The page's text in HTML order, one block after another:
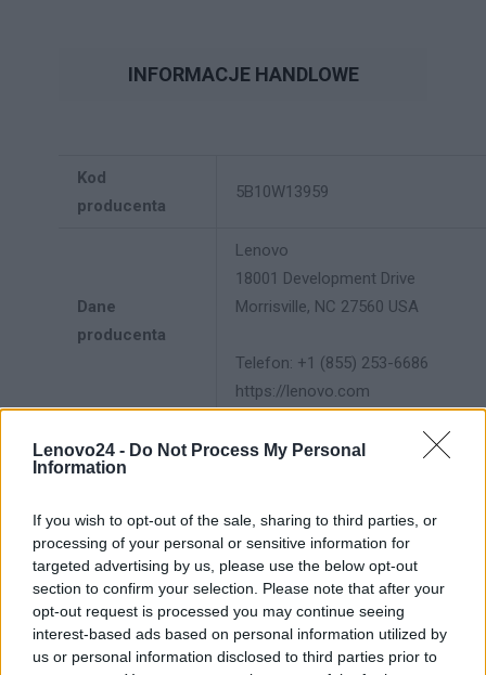
Lenovo24 - Do Not Process My Personal
Information
If you wish to opt-out of the sale, sharing to third parties, or
processing of your personal or sensitive information for
targeted advertising by us, please use the below opt-out
section to confirm your selection. Please note that after your
opt-out request is processed you may continue seeing
interest-based ads based on personal information utilized by
us or personal information disclosed to third parties prior to
INFORMACJE HANDLOWE
Kod
producenta
5B10W13959
Dane
producenta
Lenovo
18001 Development Drive
Morrisville, NC 27560 USA
Telefon: +1 (855) 253-6686
https://lenovo.com
odpowiedzialny
Lenovo Technology B.V. Sp. z
02-460 Warszawa
info_pl@lenovo.com
https://lenovo.com
Pomoc
techniczna
https://support.lenovo.com/pl/pl/